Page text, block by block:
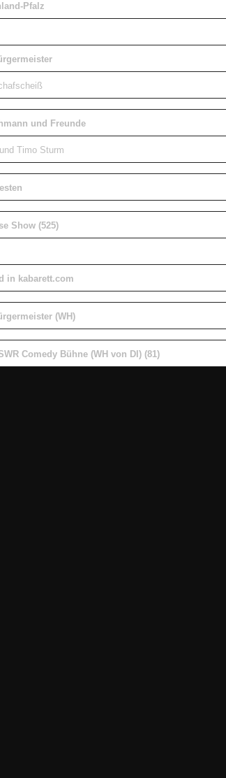
Pfalz
und Freunde
Timo Sturm
Show (525)
in kabarett.com
(WH)
Comedy Bühne (WH von DI) (81)